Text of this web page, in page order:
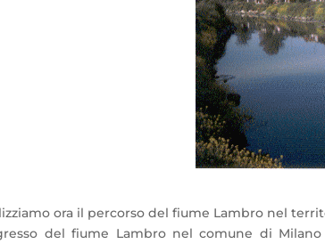
ora il percorso del fiume Lambro nel
del fiume Lambro nel comune di